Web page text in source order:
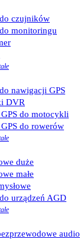
czujników
monitoringu
nawigacji GPS
DVR
do motocykli
do rowerów
duże
małe
urządzeń AGD
audio